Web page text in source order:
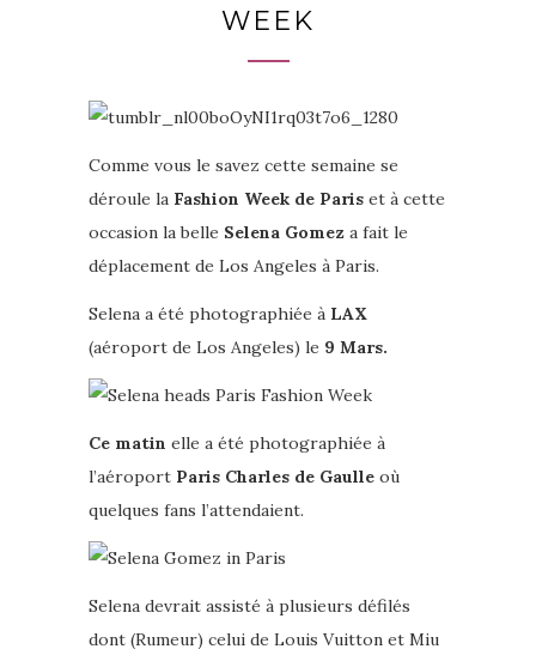
WEEK
Comme vous le savez cette semaine se
déroule la Fashion Week de Paris et à cette
occasion la belle Selena Gomez a fait le
déplacement de Los Angeles à Paris.
Selena a été photographiée à LAX
(aéroport de Los Angeles) le 9 Mars.
Ce matin elle a été photographiée à
l’aéroport Paris Charles de Gaulle où
quelques fans l’attendaient.
Selena devrait assisté à plusieurs défilés
dont (Rumeur) celui de Louis Vuitton et Miu